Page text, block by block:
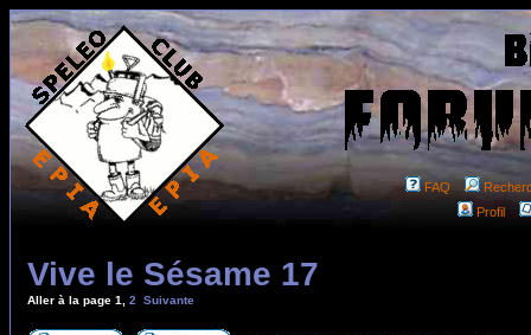
FAQ
Profil
Vive le Sésame 17
Aller à la page 1 2 Suivante